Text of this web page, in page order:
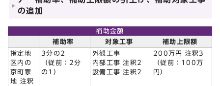
の追加
補助金額
補助率
対象工事
補助上限額
指定地
区内の
京町家
地 注釈
3分の2
（従前：2分
の1）
外観工事
内部工事 注釈2
設備工事 注釈2
200万円 注釈3
（従前：100万
円）